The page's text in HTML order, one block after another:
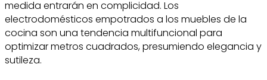
medida entrarán en complicidad. Los
electrodomésticos empotrados a los muebles de la
cocina son una tendencia multifuncional para
optimizar metros cuadrados, presumiendo elegancia y
sutileza.